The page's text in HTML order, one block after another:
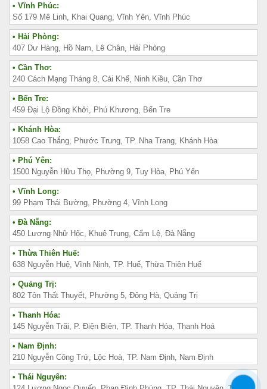
• Vĩnh Phúc:
Số 179 Mê Linh, Khai Quang, Vĩnh Yên, Vĩnh Phúc
• Hải Phòng:
407 Dư Hàng, Hồ Nam, Lê Chân, Hải Phòng
• Cần Thơ:
240 Cách Mạng Tháng 8, Cái Khế, Ninh Kiều, Cần Thơ
• Bến Tre:
459 Đại Lộ Đồng Khởi, Phú Khương, Bến Tre
• Khánh Hòa:
1058 Cao Thắng, Phước Trung, TP. Nha Trang, Khánh Hòa
• Phú Yên:
1500 Nguyễn Hữu Thọ, Phường 9, Tuy Hòa, Phú Yên
• Vĩnh Long:
99 Phạm Thái Bường, Phường 4, Vĩnh Long
• Đà Nẵng:
450 Lương Nhữ Hộc, Khuê Trung, Cẩm Lệ, Đà Nẵng
• Thừa Thiên Huế:
638 Nguyễn Huệ, Vĩnh Ninh, TP. Huế, Thừa Thiên Huế
• Quảng Trị:
802 Tôn Thất Thuyết, Phường 5, Đông Hà, Quảng Trị
• Thanh Hóa:
145 Nguyễn Trãi, P. Điện Biên, TP. Thanh Hóa, Thanh Hoá
• Nam Định:
210 Nguyễn Công Trứ, Lộc Hoà, TP. Nam Định, Nam Định
• Thái Nguyên: